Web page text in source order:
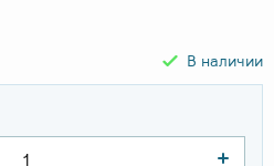
В наличии